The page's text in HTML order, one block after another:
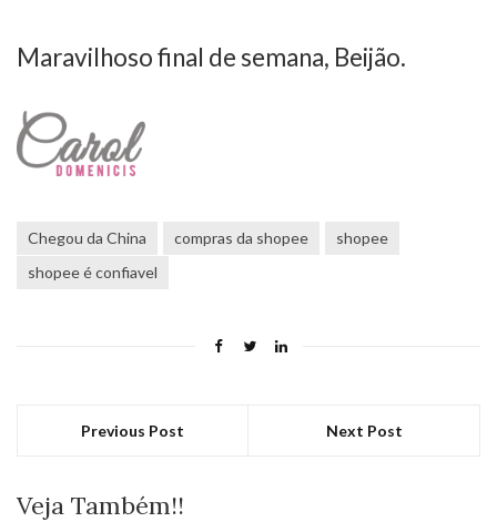
Maravilhoso final de semana, Beijão.
Chegou da China compras da shopee
shopee
shopee é confiavel
Previous Post Next Post
Veja Também!!